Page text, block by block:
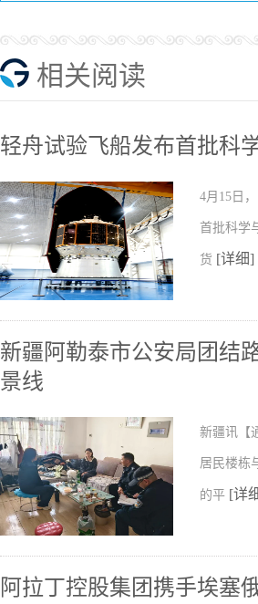
相关阅读
轻舟试验飞船发布首批科
4月15日
首批科学
货 [详细]
新疆阿勒泰市公安局团结
景线
新疆讯【
居民楼栋
的平 [详
阿拉丁控股集团携手埃塞